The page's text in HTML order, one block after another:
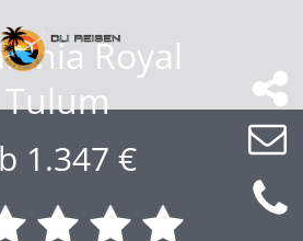
Royal
Tulum
1.347 €